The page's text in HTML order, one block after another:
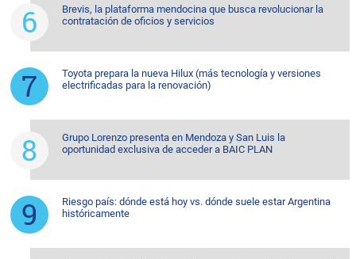
Brevis, la plataforma mendocina que busca revolucionar la
contratación de oficios y servicios
Toyota prepara la nueva Hilux (más tecnología y versiones
electrificadas para la renovación)
Grupo Lorenzo presenta en Mendoza y San Luis la
oportunidad exclusiva de acceder a BAIC PLAN
Riesgo país: dónde está hoy vs. dónde suele estar Argentina
históricamente